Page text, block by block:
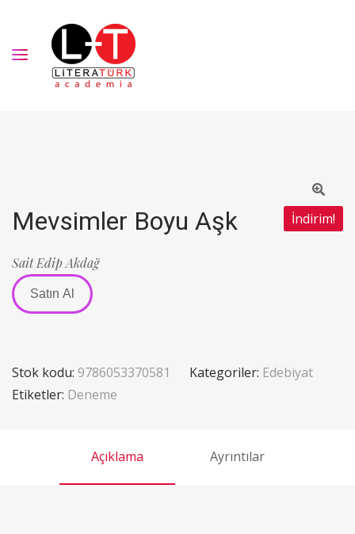
İndirim!
Mevsimler Boyu Aşk
Sait Edip Akdağ
Satın Al
Stok kodu: 9786053370581 Kategoriler: Edebiyat
Etiketler: Deneme
Açıklama Ayrıntılar